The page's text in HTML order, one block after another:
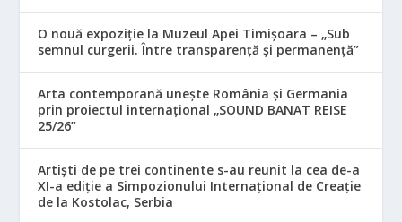
O nouă expoziție la Muzeul Apei Timișoara – „Sub
semnul curgerii. Între transparență și permanență”
Arta contemporană unește România și Germania
prin proiectul internațional „SOUND BANAT REISE
25/26”
Artiști de pe trei continente s-au reunit la cea de-a
XI-a ediție a Simpozionului Internațional de Creație
de la Kostolac, Serbia